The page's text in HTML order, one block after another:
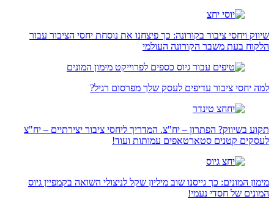
שיווק ויחסי ציבור בקורונה: כך פיצחנו את נוסחת יחסי הציבור עבור
הלקוח בעת משבר הקורונה העולמי
למה יחסי ציבור עדיפים לעסק שלך מפרסום רגיל?
תקוע בשיווק? הפתרון – יח"צ. המדריך ליחסי ציבור יצירתיים – יח"צ
לעסקים קטנים סטארטאפים עמותות ועוד!
מימון המונים: כך גייסנו שוב מיליון שקל לניצולי השואה בקמפיין גיוס
המונים של חסדי נעמי!